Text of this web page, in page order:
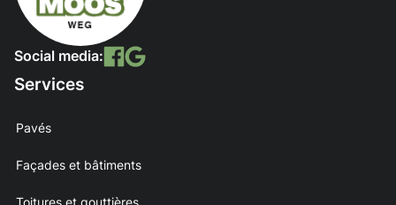
Social media:
Services
Pavés
Façades et bâtiments
Toitures et gouttières